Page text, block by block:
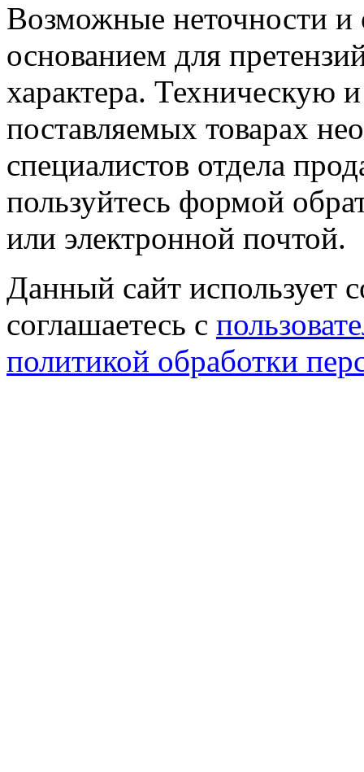
Возможные неточности и
основанием для
характера.
поставляемых товарах
специалистов отдела
пользуйтесь формой
или электронной почтой.
Данный сайт использует
соглашаетесь с
политикой обработки